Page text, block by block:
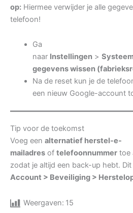
op: Hiermee verwijder je alle
telefoon!
Ga
naar Instellingen>
gegevens wissen
Na de reset kun je de
een nieuw Google-account
Tip voor de toekomst
Voeg een alternatief herstel-e-
mailadres of telefoonnummer toe
zodat je altijd een back-up hebt. Dit
Account > Beveiliging >
Weergaven: 15